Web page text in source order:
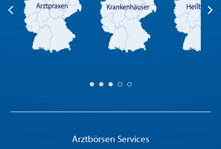
Arztbörsen Services